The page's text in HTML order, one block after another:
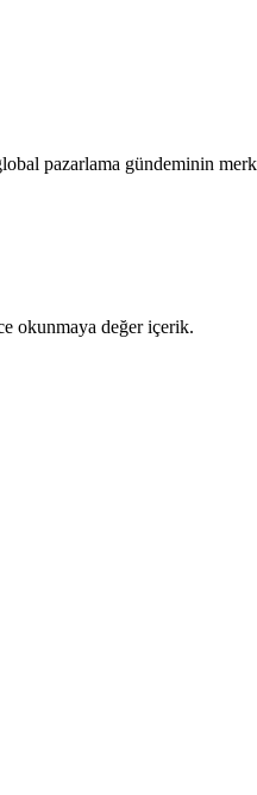
pazarlama gündeminin
okunmaya değer içerik.